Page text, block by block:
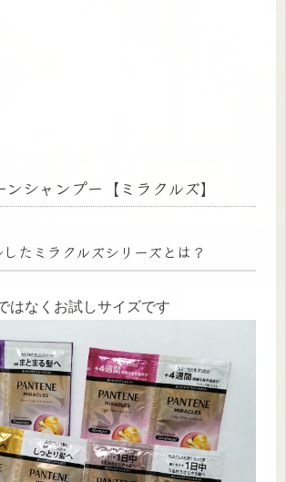
シャンプー【ミラクルズ】
したミラクルズシリーズとは？
はなくお試しサイズです